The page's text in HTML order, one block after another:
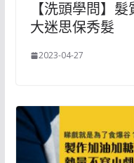
【洗頭學問】
大迷思保秀髮
2023-04-27